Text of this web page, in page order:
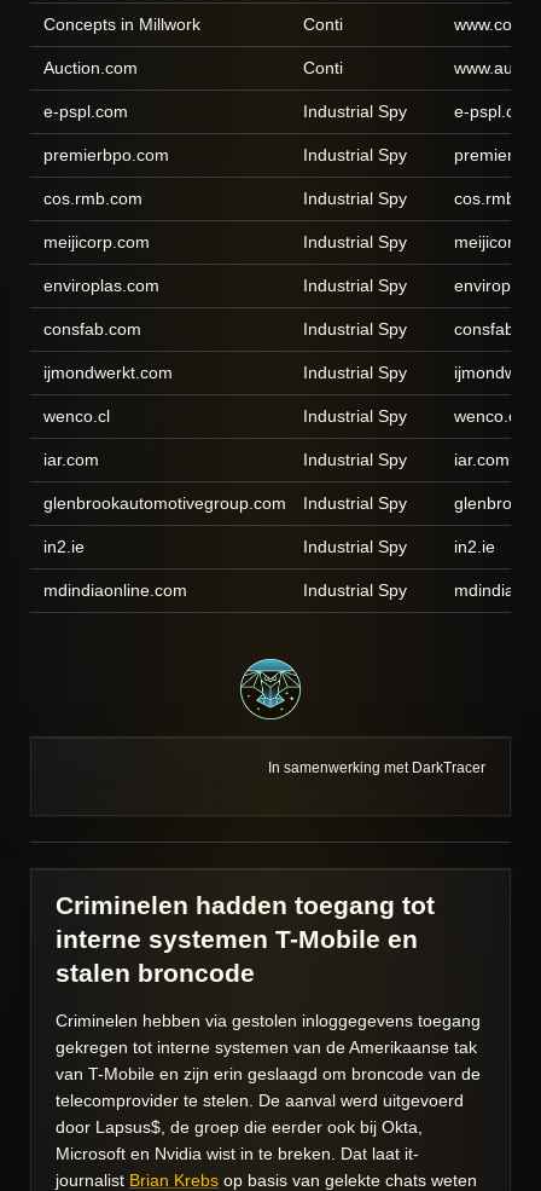
Concepts in Millwork Conti
Auction.com Conti
e-pspl.com Industrial Spy e-pspl.com
premierbpo.com Industrial Spy
cos.rmb.com Industrial Spy
meijicorp.com Industrial Spy
enviroplas.com Industrial Spy
consfab.com Industrial Spy
ijmondwerkt.com Industrial Spy
wenco.cl Industrial Spy wenco.cl
iar.com Industrial Spy iar.com
glenbrookautomotivegroup.com Industrial Spy
in2.ie Industrial Spy in2.ie
mdindiaonline.com Industrial Spy
In samenwerking met DarkTracer
Criminelen hadden toegang tot
interne systemen T-Mobile en
stalen broncode
Criminelen hebben via gestolen inloggegevens toegang
gekregen tot interne systemen van de Amerikaanse tak
van T-Mobile en zijn erin geslaagd om broncode van de
telecomprovider te stelen. De aanval werd uitgevoerd
door Lapsus$, de groep die eerder ook bij Okta,
Microsoft en Nvidia wist in te breken. Dat laat it-
journalist Brian Krebs op basis van gelekte chats weten